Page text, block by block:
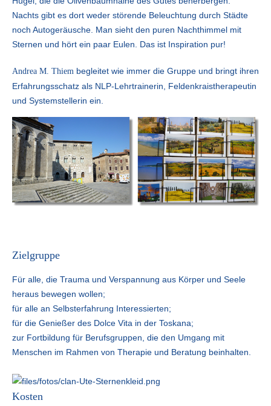
Nachts gibt es dort weder störende Beleuchtung durch Städte
noch Autogeräusche. Man sieht den puren Nachthimmel mit
Sternen und hört ein paar Eulen. Das ist Inspiration pur!
Andrea M. Thiem begleitet wie immer die Gruppe und bringt ihren
Erfahrungsschatz als NLP-Lehrtrainerin, Feldenkraistherapeutin
und Systemstellerin ein.
Zielgruppe
Für alle, die Trauma und Verspannung aus Körper und Seele
heraus bewegen wollen;
für alle an Selbsterfahrung Interessierten;
für die Genießer des Dolce Vita in der Toskana;
zur Fortbildung für Berufsgruppen, die den Umgang mit
Menschen im Rahmen von Therapie und Beratung beinhalten.
Kosten